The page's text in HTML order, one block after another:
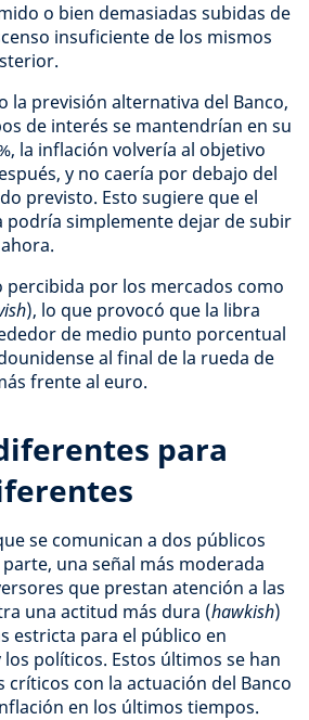
o bien demasiadas subidas de
insuficiente de los mismos
la previsión alternativa del Banco,
de interés se mantendrían en su
la inflación volvería al objetivo
y no caería por debajo del
previsto. Esto sugiere que el
podría simplemente dejar de subir
percibida por los mercados como
), lo que provocó que la libra
de medio punto porcentual
al final de la rueda de
frente al euro.
para
se comunican a dos públicos
una señal más moderada
que prestan atención a las
una actitud más dura (hawkish)
estricta para el público en
políticos. Estos últimos se han
críticos con la actuación del Banco
en los últimos tiempos.